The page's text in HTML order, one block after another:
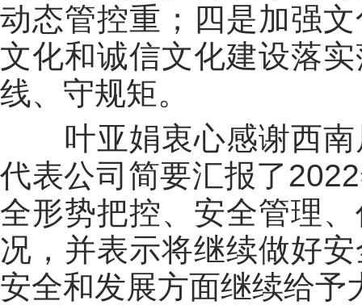
动态管控重；四是加强
文化和诚信文化建设落
线、守规矩。
叶亚娟衷心感谢西
代表公司简要汇报了 2022
全形势把控、安全管理
况，并表示将继续做好
安全和发展方面继续给予